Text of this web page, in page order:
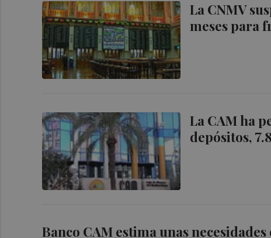
La CNMV
meses para
La CAM ha
depósitos,
Banco CAM estima unas